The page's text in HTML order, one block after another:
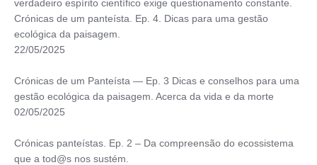
Crónicas de um panteísta. Ep. 4. Dicas para uma gestão
ecológica da paisagem.
22/05/2025
Crónicas de um Panteísta — Ep. 3 Dicas e conselhos para uma
gestão ecológica da paisagem. Acerca da vida e da morte
02/05/2025
Crónicas panteístas. Ep. 2 – Da compreensão do ecossistema
que a tod@s nos sustém.